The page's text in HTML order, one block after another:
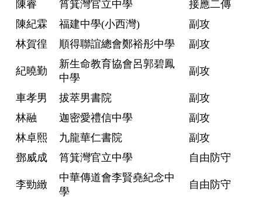
陳睿
筲箕灣官立中學
接應二傳
陳紀霖
福建中學(小西灣)
副攻
林賀徨
順得聯誼總會鄭裕彤中學 副攻
紀曉勤
新生命教育協會呂郭碧鳳
中學
副攻
車孝男 拔萃男書院
副攻
林融
迦密愛禮信中學
副攻
林卓熙
九龍華仁書院
副攻
鄧威成
筲箕灣官立中學 自由防守
李勁緻
中華傳道會李賢堯紀念中
學
自由防守